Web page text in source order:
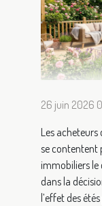
26 juin 2026
Les
se contentent
immobiliers le
dans la
l’effet des